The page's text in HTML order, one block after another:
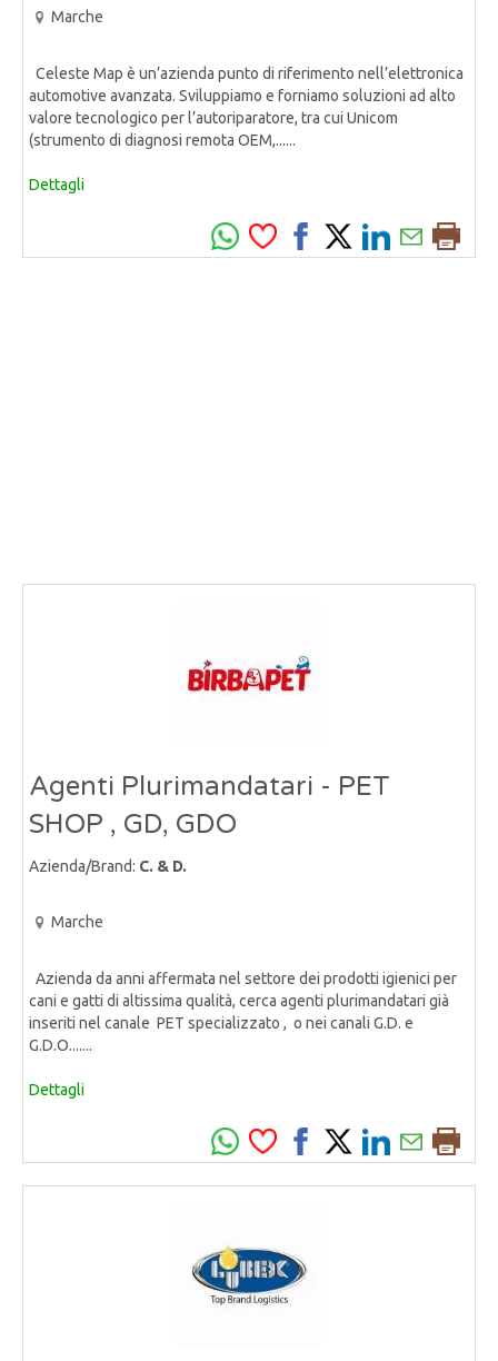
Marche
Celeste Map è un’azienda punto di riferimento nell’elettronica
automotive avanzata. Sviluppiamo e forniamo soluzioni ad alto
valore tecnologico per l’autoriparatore, tra cui Unicom
(strumento di diagnosi remota OEM,......
Dettagli
Agenti Plurimandatari - PET
SHOP , GD, GDO
Azienda/Brand: C. & D.
Marche
Azienda da anni affermata nel settore dei prodotti igienici per
cani e gatti di altissima qualità, cerca agenti plurimandatari già
inseriti nel canale PET specializzato , o nei canali G.D. e
G.D.O.......
Dettagli